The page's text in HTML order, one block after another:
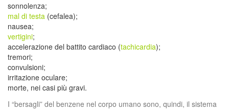
sonnolenza;
mal di testa (cefalea);
nausea;
vertigini;
accelerazione del battito cardiaco (tachicardia);
tremori;
convulsioni;
irritazione oculare;
morte, nei casi più gravi.
I “bersagli” del benzene nel corpo umano sono, quindi, il sistema